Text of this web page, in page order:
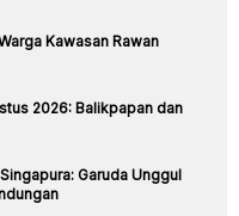
Kawasan Rawan
2026: Balikpapan dan
Garuda Unggul